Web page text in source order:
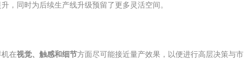
，同时为后续生产线升级预留了更多灵活空间。
在视觉、触感和细节方面尽可能接近量产效果，以便进行高层决策与市